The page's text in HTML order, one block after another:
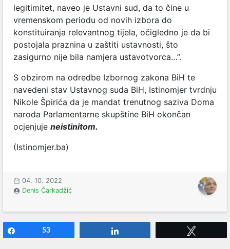
legitimitet, naveo je Ustavni sud, da to čine u
vremenskom periodu od novih izbora do
konstituiranja relevantnog tijela, očigledno je da bi
postojala praznina u zaštiti ustavnosti, što
zasigurno nije bila namjera ustavotvorca…”.
S obzirom na odredbe Izbornog zakona BiH te
navedeni stav Ustavnog suda BiH, Istinomjer tvrdnju
Nikole Špirića da je mandat trenutnog saziva Doma
naroda Parlamentarne skupštine BiH okončan
ocjenjuje neistinitom.
(Istinomjer.ba)
04. 10. 2022
Denis Čarkadžić
53